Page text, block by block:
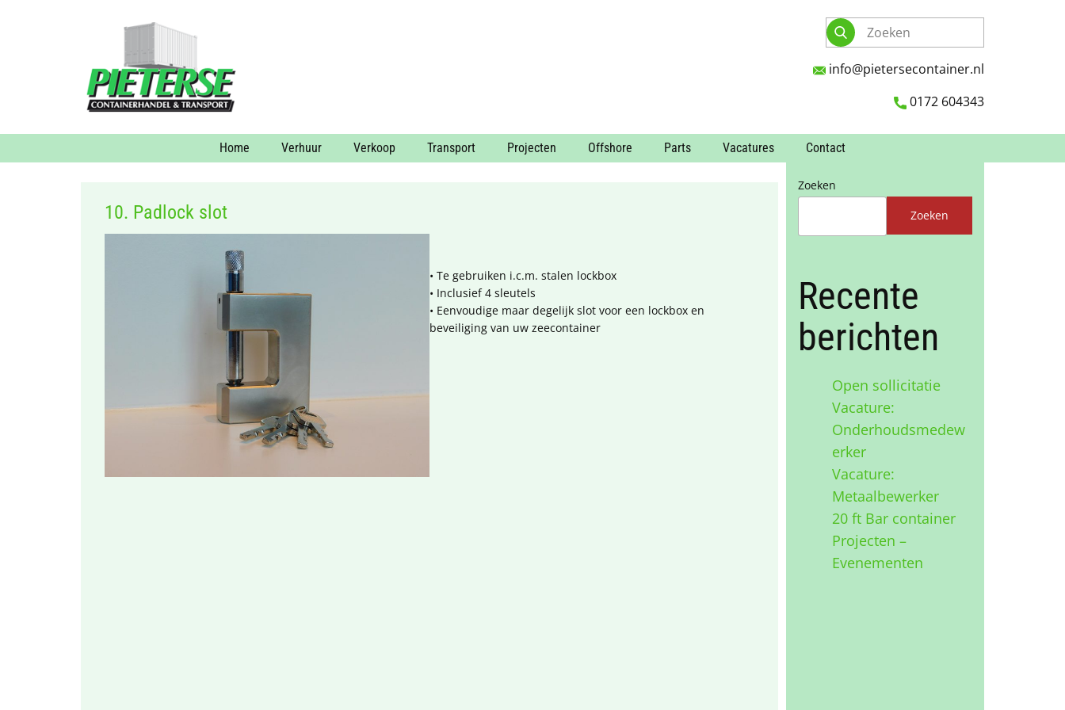
info@pietersecontainer.nl
0172 604343
Home Verhuur Verkoop Transport Projecten Offshore Parts Vacatures Contact
10. Padlock slot
• Te gebruiken i.c.m. stalen lockbox
• Inclusief 4 sleutels
• Eenvoudige maar degelijk slot voor een lockbox en
beveiliging van uw zeecontainer
Zoeken
Zoeken
Recente
berichten
Open sollicitatie
Vacature:
Onderhoudsmedew
erker
Vacature:
Metaalbewerker
20 ft Bar container
Projecten –
Evenementen